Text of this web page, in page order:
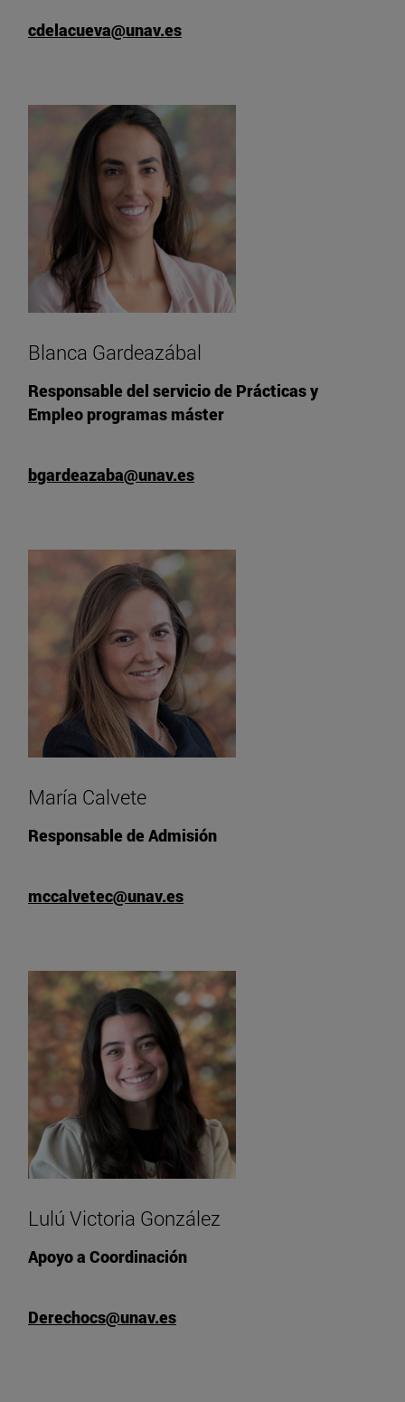
cdelacueva@unav.es
Blanca Gardeazábal
Responsable del servicio de Prácticas y
Empleo programas máster
bgardeazaba@unav.es
María Calvete
Responsable de Admisión
mccalvetec@unav.es
Lulú Victoria González
Apoyo a Coordinación
Derechocs@unav.es